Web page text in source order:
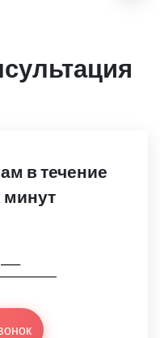
в течение
минут